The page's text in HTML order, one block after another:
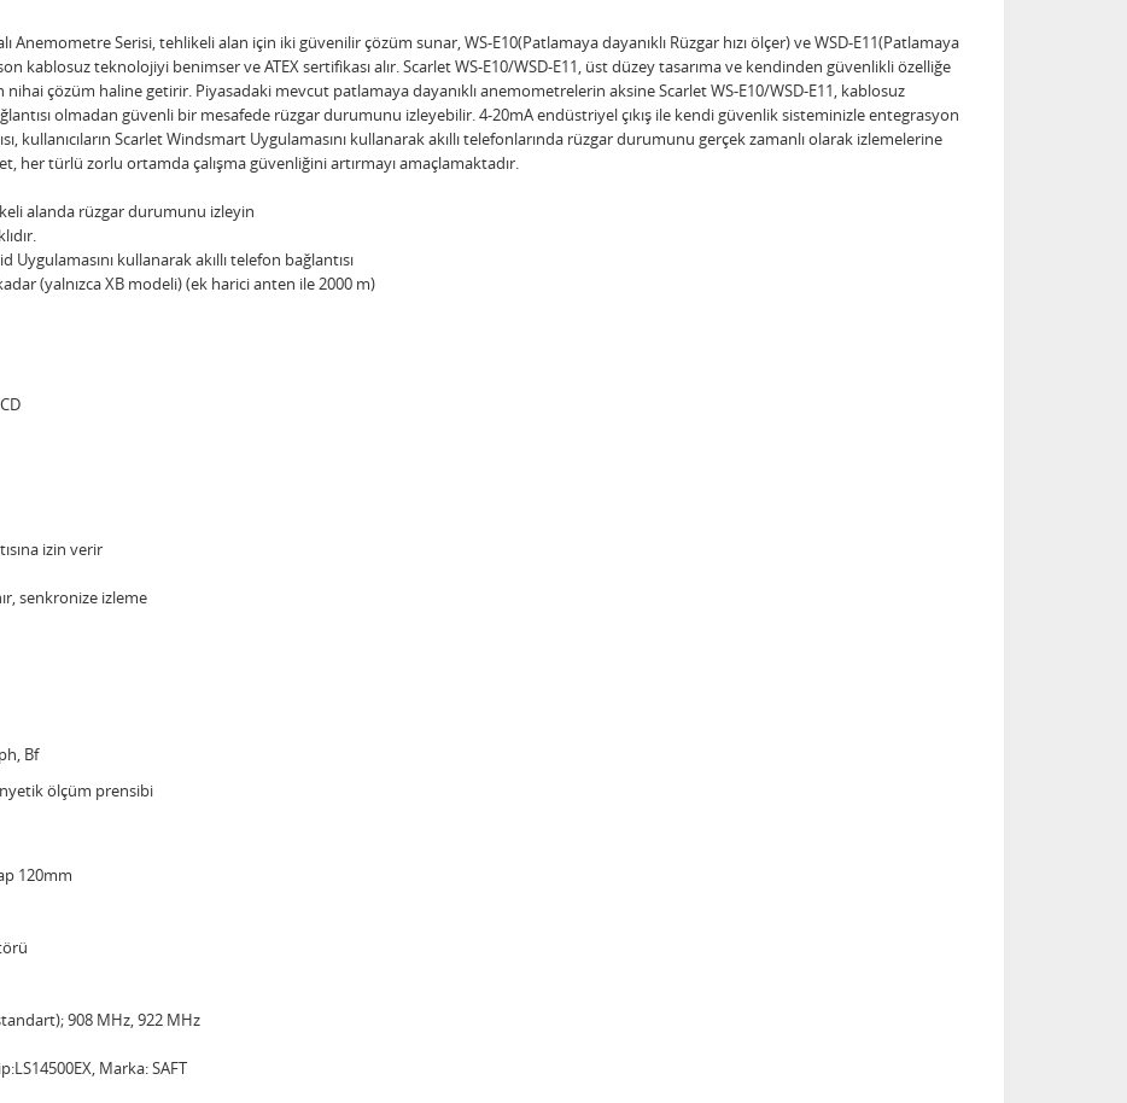
Serisi, tehlikeli alan için iki güvenilir çözüm sunar, WS-E10(Patlamaya dayanıklı Rüzgar hızı ölçer) ve WSD-E11(Patlamaya
kablosuz teknolojiyi benimser ve ATEX sertifikası alır. Scarlet WS-E10/WSD-E11, üst düzey tasarıma ve kendinden güvenlikli özelliğe
çözüm haline getirir. Piyasadaki mevcut patlamaya dayanıklı anemometrelerin aksine Scarlet WS-E10/WSD-E11, kablosuz
olmadan güvenli bir mesafede rüzgar durumunu izleyebilir. 4-20mA endüstriyel çıkış ile kendi güvenlik sisteminizle entegrasyon
kullanıcıların Scarlet Windsmart Uygulamasını kullanarak akıllı telefonlarında rüzgar durumunu gerçek zamanlı olarak izlemelerine
her türlü zorlu ortamda çalışma güvenliğini artırmayı amaçlamaktadır.
alanda rüzgar durumunu izleyin
kullanarak akıllı telefon bağlantısı
(yalnızca XB modeli) (ek harici anten ile 2000 m)
izin verir
senkronize izleme
Bf
ölçüm prensibi
120mm
908 MHz, 922 MHz
Marka: SAFT